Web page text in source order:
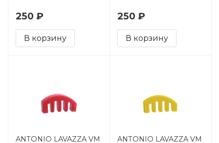
250 ₽
В корзину
250 ₽
В корзину
ANTONIO LAVAZZA VM
ANTONIO LAVAZZA VM